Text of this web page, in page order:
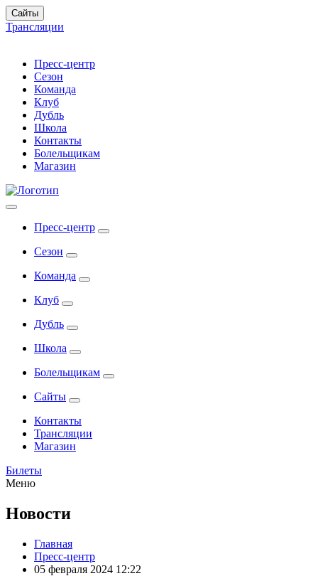
Сайты
Трансляции
Пресс-центр
Сезон
Команда
Клуб
Дубль
Школа
Контакты
Болельщикам
Магазин
Пресс-центр
Сезон
Команда
Клуб
Дубль
Школа
Болельщикам
Сайты
Контакты
Трансляции
Магазин
Билеты
Меню
Новости
Главная
Пресс-центр
05 февраля 2024 12:22